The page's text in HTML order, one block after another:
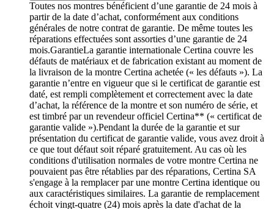
Toutes nos montres bénéficient d’une garantie de 24 mois à
partir de la date d’achat, conformément aux conditions
générales de notre contrat de garantie. De même toutes les
réparations effectuées sont assorties d’une garantie de 24
mois.GarantieLa garantie internationale Certina couvre les
défauts de matériaux et de fabrication existant au moment de
la livraison de la montre Certina achetée (« les défauts »). La
garantie n’entre en vigueur que si le certificat de garantie est
daté, est rempli complètement et correctement avec la date
d’achat, la référence de la montre et son numéro de série, et
est timbré par un revendeur officiel Certina** (« certificat de
garantie valide »).Pendant la durée de la garantie et sur
présentation du certificat de garantie valide, vous avez droit à
ce que tout défaut soit réparé gratuitement. Au cas où les
conditions d'utilisation normales de votre montre Certina ne
pouvaient pas être rétablies par des réparations, Certina SA
s'engage à la remplacer par une montre Certina identique ou
aux caractéristiques similaires. La garantie de remplacement
échoit vingt-quatre (24) mois après la date d'achat de la